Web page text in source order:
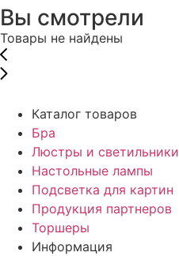
Вы смотрели
Товары не найдены
Каталог товаров
Бра
Люстры и светильники
Настольные лампы
Подсветка для картин
Продукция партнеров
Торшеры
Информация